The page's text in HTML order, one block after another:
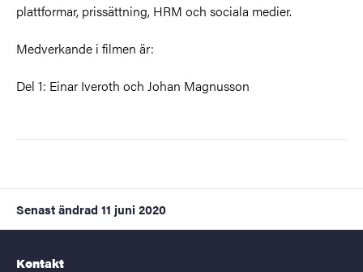
plattformar, prissättning, HRM och sociala medier.
Medverkande i filmen är:
Del 1: Einar Iveroth och Johan Magnusson
Senast ändrad 11 juni 2020
Kontakt